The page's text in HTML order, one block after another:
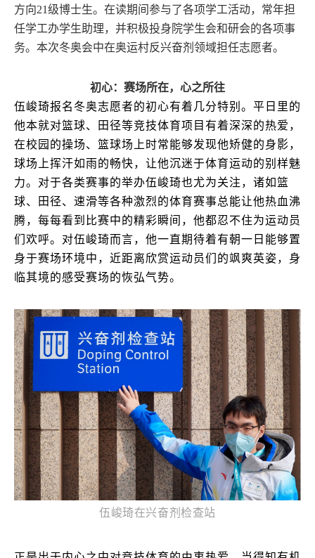
方向21级博士生。在读期间参与了各项学工活动，常年担
任学工办学生助理，并积极投身院学生会和研会的各项事
务。本次冬奥会中在奥运村反兴奋剂领域担任志愿者。
初心：赛场所在，心之所往
伍峻琦报名冬奥志愿者的初心有着几分特别。平日里的
他本就对篮球、田径等竞技体育项目有着深深的热爱，
在校园的操场、篮球场上时常能够发现他矫健的身影，
球场上挥汗如雨的畅快，让他沉迷于体育运动的别样魅
力。对于各类赛事的举办伍峻琦也尤为关注，诸如篮
球、田径、速滑等各种激烈的体育赛事总能让他热血沸
腾，每每看到比赛中的精彩瞬间，他都忍不住为运动员
们欢呼。对伍峻琦而言，他一直期待着有朝一日能够置
身于赛场环境中，近距离欣赏运动员们的飒爽英姿，身
临其境的感受赛场的恢弘气势。
伍峻琦在兴奋剂检查站